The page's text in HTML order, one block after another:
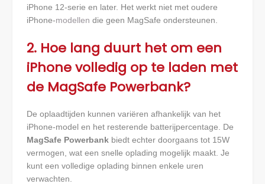
iPhone 12-serie en later. Het werkt niet met oudere
iPhone-modellen die geen MagSafe ondersteunen.
2. Hoe lang duurt het om een
iPhone volledig op te laden met
de MagSafe Powerbank?
De oplaadtijden kunnen variëren afhankelijk van het
iPhone-model en het resterende batterijpercentage. De
MagSafe Powerbank biedt echter doorgaans tot 15W
vermogen, wat een snelle oplading mogelijk maakt. Je
kunt een volledige oplading binnen enkele uren
verwachten.